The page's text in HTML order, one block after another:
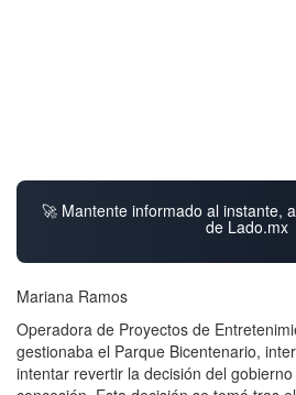
🚀 Mantente informado al instante,
de Lado.mx
Mariana Ramos
Operadora de Proyectos de
gestionaba el Parque Bicentenario,
intentar revertir la decisión del